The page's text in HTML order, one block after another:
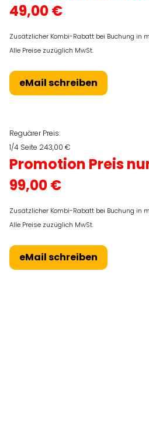
49,00 €
Zusätzlicher Kombi-Rabatt bei Buchung in
Alle Preise zuzüglich MwSt.
eMail schreiben
Reguärer Preis:
1/4 Seite 243,00 €
Promotion Preis
99,00 €
Zusätzlicher Kombi-Rabatt bei Buchung in
Alle Preise zuzüglich MwSt.
eMail schreiben